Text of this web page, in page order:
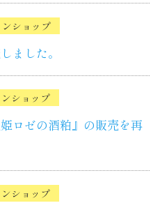
ショップ
ました。
ショップ
ロゼの酒粕』の販売を再
ショップ